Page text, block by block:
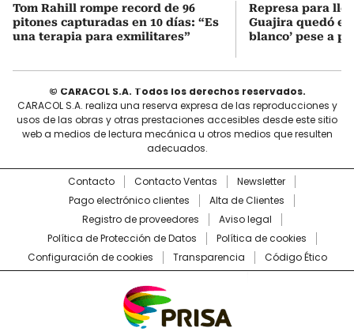
Tom Rahill rompe record de 96
pitones capturadas en 10 días: “Es
una terapia para exmilitares”
Represa para
Guajira quedó en
blanco’ pese a
© CARACOL S.A. Todos los derechos reservados.
CARACOL S.A. realiza una reserva expresa de las reproducciones y
usos de las obras y otras prestaciones accesibles desde este sitio
web a medios de lectura mecánica u otros medios que resulten
adecuados.
Contacto Contacto Ventas
Newsletter
Pago electrónico clientes
Alta de Clientes
Registro de proveedores
Aviso legal
Política de Protección de Datos
Política de cookies
Configuración de cookies
Transparencia Código Ético